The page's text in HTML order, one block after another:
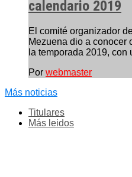
calendario 2019
El comité organizador
Mezuena dio a conocer
la temporada 2019, con
Por webmaster
Más noticias
Titulares
Más leidos